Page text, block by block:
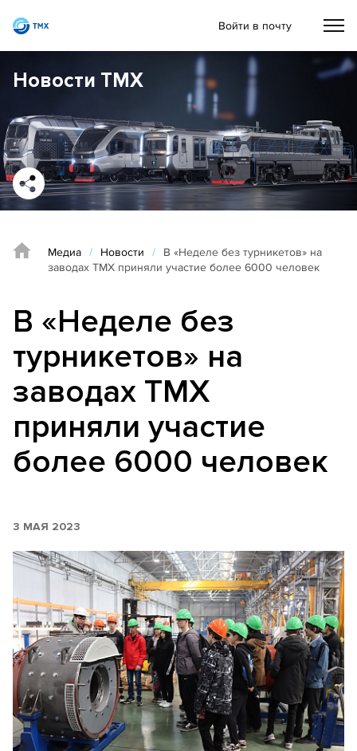
Войти в почту
Новости ТМХ
Медиа / Новости /
В «Неделе без турникетов» на
заводах ТМХ приняли участие более 6000 человек
В «Неделе без
турникетов» на
заводах ТМХ
приняли участие
более 6000 человек
3 МАЯ 2023